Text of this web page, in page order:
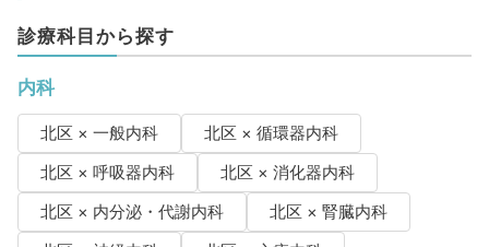
診療科目から探す
内科
北区 × 一般内科
北区 × 循環器内科
北区 × 呼吸器内科
北区 × 消化器内科
北区 × 内分泌・代謝内科
北区 × 腎臓内科